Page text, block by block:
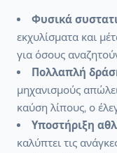
Φυσικά
εκχυλίσματα και
για όσους
Πολλαπλή
μηχανισμούς
καύση λίπους, ο
Υποστήριξη
καλύπτει τις